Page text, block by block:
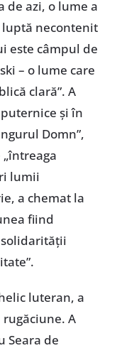
de azi, o lume a
necontenit
este câmpul de
– o lume care
clară”. A
și în
Domn”,
lumii
a chemat la
fiind
luteran, a
A
Seara de